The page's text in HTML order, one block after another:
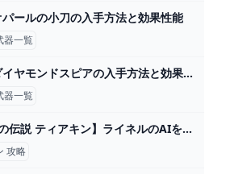
ールの小刀の入手方法と効果性能
器一覧
ダイヤモンドスピアの入手方法と効果性能
器一覧
【ゼルダの伝説 ティアキン】ライネルのAIを破壊する方法が発見されました。闘技場5連戦も余裕です。 バグ ティアーズオブザキングダム Totk - YouTube
攻略